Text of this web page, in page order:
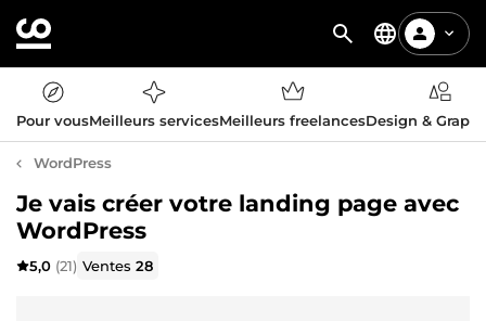
Pour vousMeilleurs servicesMeilleurs freelancesDesign &
WordPress
Je vais créer votre landing page avec
WordPress
5,0 (21) Ventes28